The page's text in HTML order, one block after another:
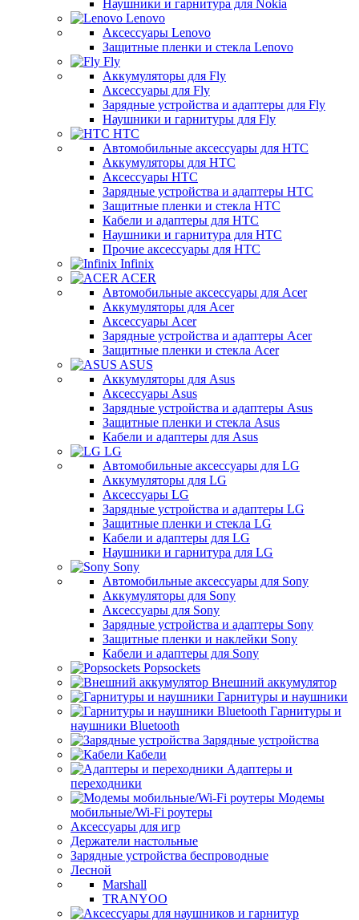
Наушники и гарнитура для Nokia
Lenovo
Аксессуары Lenovo
Защитные пленки и стекла Lenovo
Fly
Аккумуляторы для Fly
Аксессуары для Fly
Зарядные устройства и адаптеры для Fly
Наушники и гарнитуры для Fly
HTC
Автомобильные аксессуары для HTC
Аккумуляторы для HTC
Аксессуары HTC
Зарядные устройства и адаптеры HTC
Защитные пленки и стекла HTC
Кабели и адаптеры для HTC
Наушники и гарнитура для HTC
Прочие аксессуары для HTC
Infinix
ACER
Автомобильные аксессуары для Acer
Аккумуляторы для Acer
Аксессуары Acer
Зарядные устройства и адаптеры Acer
Защитные пленки и стекла Acer
ASUS
Аккумуляторы для Asus
Аксессуары Asus
Зарядные устройства и адаптеры Asus
Защитные пленки и стекла Asus
Кабели и адаптеры для Asus
LG
Автомобильные аксессуары для LG
Аккумуляторы для LG
Аксессуары LG
Зарядные устройства и адаптеры LG
Защитные пленки и стекла LG
Кабели и адаптеры для LG
Наушники и гарнитура для LG
Sony
Автомобильные аксессуары для Sony
Аккумуляторы для Sony
Аксессуары для Sony
Зарядные устройства и адаптеры Sony
Защитные пленки и наклейки Sony
Кабели и адаптеры для Sony
Popsockets
Внешний аккумулятор
Гарнитуры и наушники
Гарнитуры и
наушники Bluetooth
Зарядные устройства
Кабели
Адаптеры и
переходники
Модемы
мобильные/Wi-Fi роутеры
Аксессуары для игр
Держатели настольные
Зарядные устройства беспроводные
Лесной
Marshall
TRANYOO